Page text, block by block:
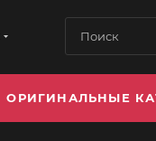
ОРИГИНАЛЬНЫЕ